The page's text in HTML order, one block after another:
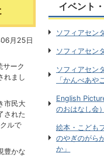
月25日
ーク
れまし
市民大
された
ルで
豊かな
イベント
ソフィアセン
ソフィアセン
ソフィアセン
「かんべあや
English
のおはなし会）
絵本・こども
のやぎのがら
か」